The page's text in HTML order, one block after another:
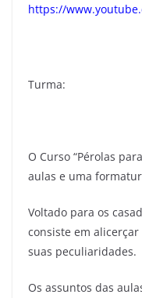
https://
Turma:
O Curso “Pérolas
aulas e uma
Voltado para os
consiste em
suas peculiaridades.
Os assuntos das